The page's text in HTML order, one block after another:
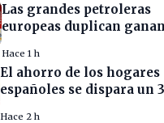
Las grandes petroleras
europeas duplican
Hace 1 h
El ahorro de los hogares
españoles se dispara un
Hace 2 h